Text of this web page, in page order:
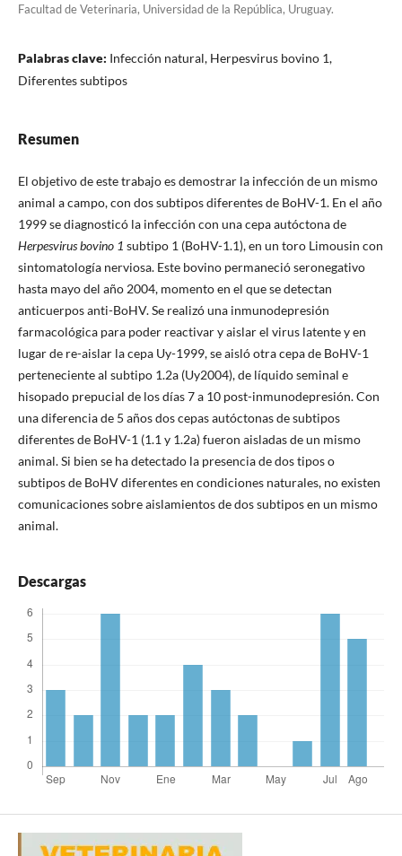
Facultad de Veterinaria, Universidad de la República, Uruguay.
Palabras clave: Infección natural, Herpesvirus bovino 1,
Diferentes subtipos
Resumen
El objetivo de este trabajo es demostrar la infección de un mismo
animal a campo, con dos subtipos diferentes de BoHV-1. En el año
1999 se diagnosticó la infección con una cepa autóctona de
Herpesvirus bovino 1 subtipo 1 (BoHV-1.1), en un toro Limousin con
sintomatología nerviosa. Este bovino permaneció seronegativo
hasta mayo del año 2004, momento en el que se detectan
anticuerpos anti-BoHV. Se realizó una inmunodepresión
farmacológica para poder reactivar y aislar el virus latente y en
lugar de re-aislar la cepa Uy-1999, se aisló otra cepa de BoHV-1
perteneciente al subtipo 1.2a (Uy2004), de líquido seminal e
hisopado prepucial de los días 7 a 10 post-inmunodepresión. Con
una diferencia de 5 años dos cepas autóctonas de subtipos
diferentes de BoHV-1 (1.1 y 1.2a) fueron aisladas de un mismo
animal. Si bien se ha detectado la presencia de dos tipos o
subtipos de BoHV diferentes en condiciones naturales, no existen
comunicaciones sobre aislamientos de dos subtipos en un mismo
animal.
Descargas